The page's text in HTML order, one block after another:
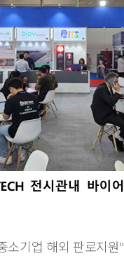
소기업 해외 판로지원"